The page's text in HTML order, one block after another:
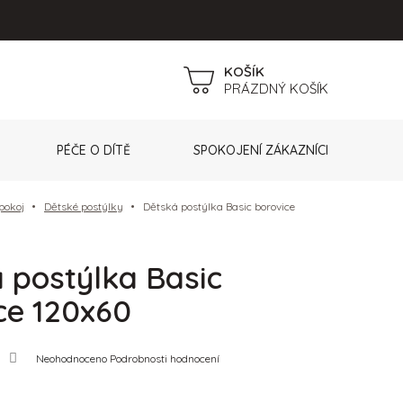
NÁKUPNÍPRÁZDNÝ KOŠÍK
PÉČE O DÍTĚ SPOKOJENÍ ZÁKAZNÍCI
Dětské postýlky
Dětská postýlka Basic borovice
postýlka Basic
120x60
Průměrné
Neohodnoceno Podrobnosti hodnocení